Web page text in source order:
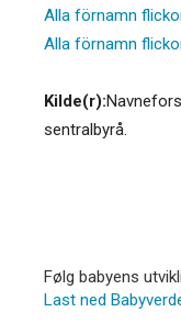
Alla förnamn
Alla förnamn
Kilde(r):
sentralbyrå.
Følg babyens
Last ned